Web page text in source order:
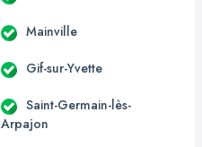
Mainville
Gif-sur-Yvette
Saint-Germain-lès-
Arpajon